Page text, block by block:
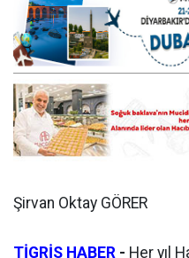
Şirvan Oktay GÖRER
TİGRİS HABER - Her yıl